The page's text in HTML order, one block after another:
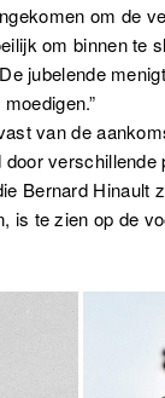
om de
om binnen te
jubelende
van de
verschillende
Bernard Hinault
is te zien op de